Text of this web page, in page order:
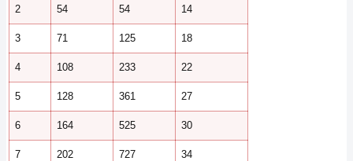
2 54 54 14
3 71 125 18
4 108 233 22
5 128 361 27
6 164 525 30
7 202 727 34